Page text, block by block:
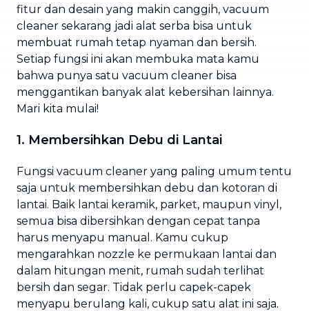
fitur dan desain yang makin canggih, vacuum
cleaner sekarang jadi alat serba bisa untuk
membuat rumah tetap nyaman dan bersih.
Setiap fungsi ini akan membuka mata kamu
bahwa punya satu vacuum cleaner bisa
menggantikan banyak alat kebersihan lainnya.
Mari kita mulai!
1. Membersihkan Debu di Lantai
Fungsi vacuum cleaner yang paling umum tentu
saja untuk membersihkan debu dan kotoran di
lantai. Baik lantai keramik, parket, maupun vinyl,
semua bisa dibersihkan dengan cepat tanpa
harus menyapu manual. Kamu cukup
mengarahkan nozzle ke permukaan lantai dan
dalam hitungan menit, rumah sudah terlihat
bersih dan segar. Tidak perlu capek-capek
menyapu berulang kali, cukup satu alat ini saja.